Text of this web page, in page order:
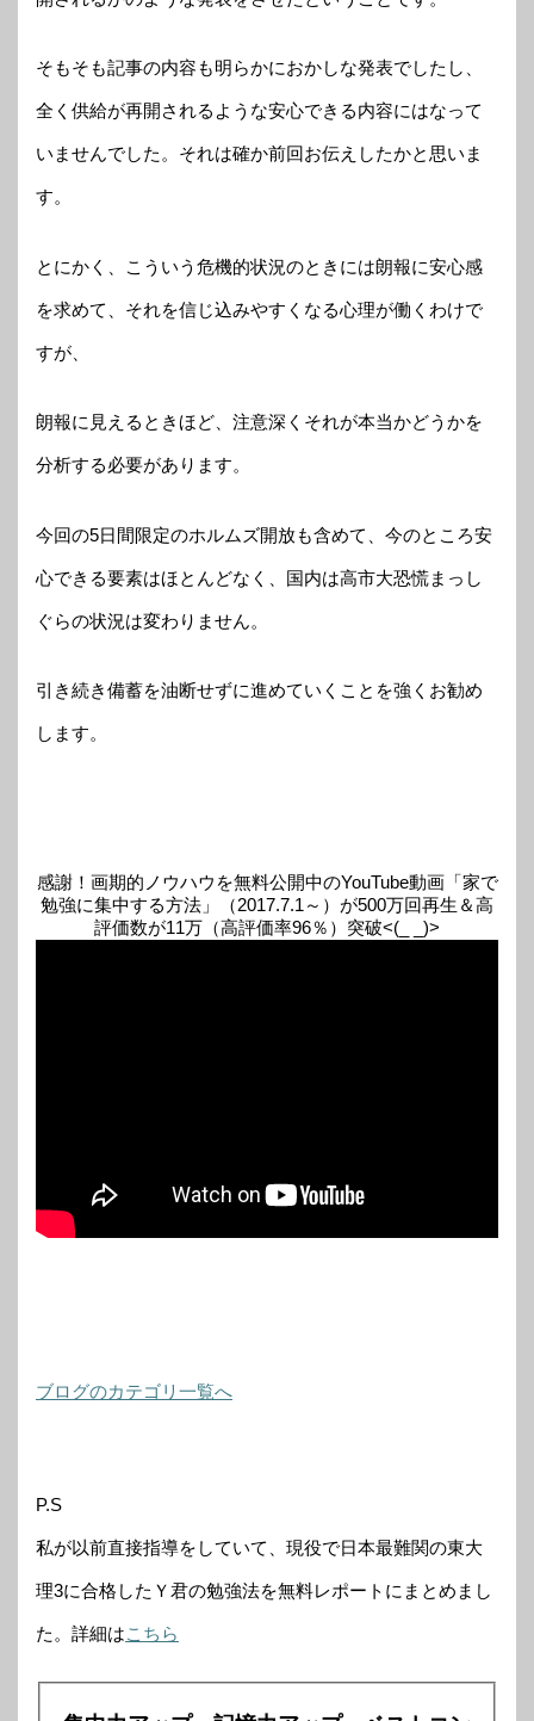
そもそも記事の内容も明らかにおかしな発表でしたし、
全く供給が再開されるような安心できる内容にはなって
いませんでした。それは確か前回お伝えしたかと思いま
す。
とにかく、こういう危機的状況のときには朗報に安心感
を求めて、それを信じ込みやすくなる心理が働くわけで
すが、
朗報に見えるときほど、注意深くそれが本当かどうかを
分析する必要があります。
今回の5日間限定のホルムズ開放も含めて、今のところ安
心できる要素はほとんどなく、国内は高市大恐慌まっし
ぐらの状況は変わりません。
引き続き備蓄を油断せずに進めていくことを強くお勧め
します。
感謝！画期的ノウハウを無料公開中のYouTube動画「家で
勉強に集中する方法」（2017.7.1～）が500万回再生＆高
評価数が11万（高評価率96％）突破<(_ _)>
ブログのカテゴリ一覧へ
P.S
私が以前直接指導をしていて、現役で日本最難関の東大
理3に合格したＹ君の勉強法を無料レポートにまとめまし
た。詳細はこちら